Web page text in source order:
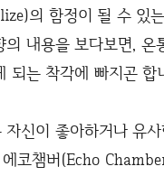
의 함정이 될 수 있
내용을 보다보면,
되는 착각에 빠지곤 합
신이 좋아하거나 유
코챔버(Echo